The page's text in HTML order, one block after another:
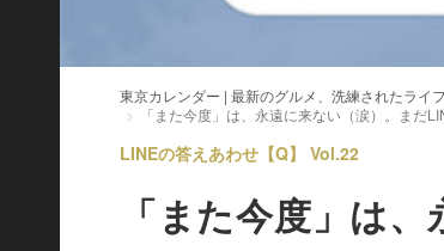
東京カレンダー | 最新のグルメ、洗練されたライ
「また今度」は、永遠に来ない（涙）。まだ
LINEの答えあわせ【Q】 Vol.22
「また今度」は